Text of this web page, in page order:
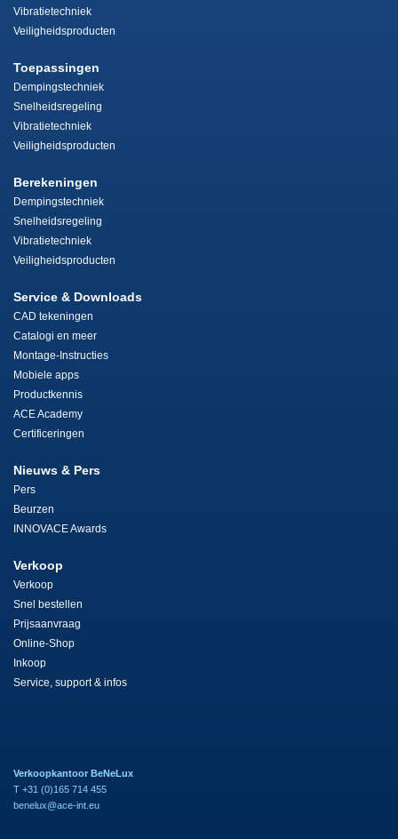
Vibratietechniek
Veiligheidsproducten
Toepassingen
Dempingstechniek
Snelheidsregeling
Vibratietechniek
Veiligheidsproducten
Berekeningen
Dempingstechniek
Snelheidsregeling
Vibratietechniek
Veiligheidsproducten
Service & Downloads
CAD tekeningen
Catalogi en meer
Montage-Instructies
Mobiele apps
Productkennis
ACE Academy
Certificeringen
Nieuws & Pers
Pers
Beurzen
INNOVACE Awards
Verkoop
Verkoop
Snel bestellen
Prijsaanvraag
Online-Shop
Inkoop
Service, support & infos
Verkoopkantoor BeNeLux
T +31 (0)165 714 455
benelux@ace-int.eu